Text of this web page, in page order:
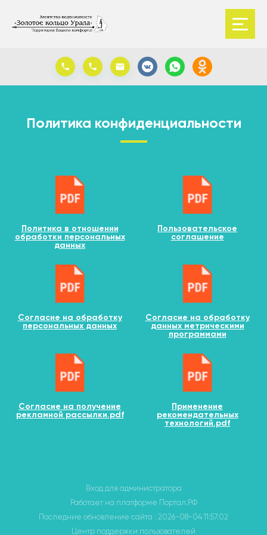
Политика конфиденциальности
Политика в отношении
обработки персональных
данных
Пользовательское
соглашение
Согласие на обработку
персональных данных
Согласие на обработку
данных метрическими
программами
Согласие на получение
рекламной рассылки.pdf
Применение
рекомендательных
технологий.pdf
Вход для администратора
Работает на платформе Портал.РФ
Последние обновление сайта : 2026-08-04 11:57:02
Центр поддержки пользователей